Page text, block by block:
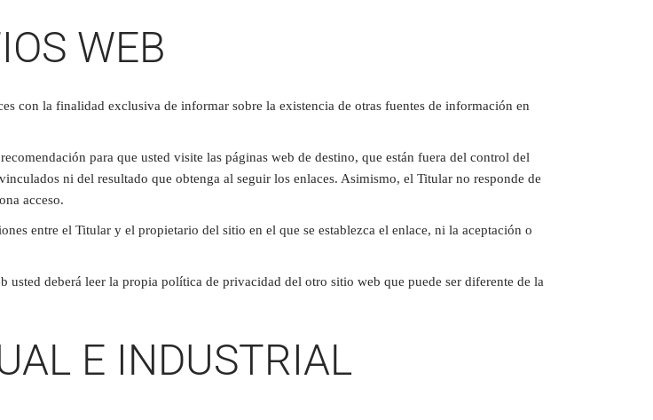
WEB
con la finalidad exclusiva de informar sobre la existencia de otras fuentes de información en
para que usted visite las páginas web de destino, que están fuera del control del
ni del resultado que obtenga al seguir los enlaces. Asimismo, el Titular no responde de
acceso.
entre el Titular y el propietario del sitio en el que se establezca el enlace, ni la aceptación o
usted deberá leer la propia política de privacidad del otro sitio web que puede ser diferente de la
E INDUSTRIAL